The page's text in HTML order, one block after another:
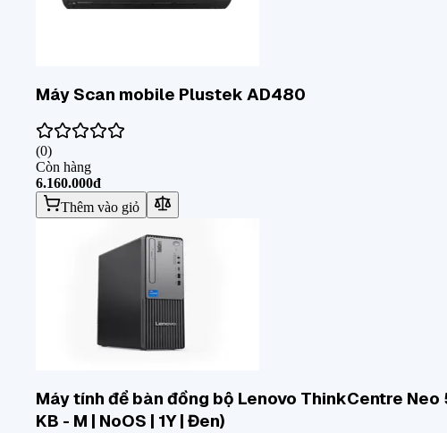
Máy Scan mobile Plustek AD480
(0)
Còn hàng
6.160.000đ
Thêm vào giỏ
Máy tính để bàn đồng bộ Lenovo ThinkCentre
KB - M | NoOS | 1Y | Đen)